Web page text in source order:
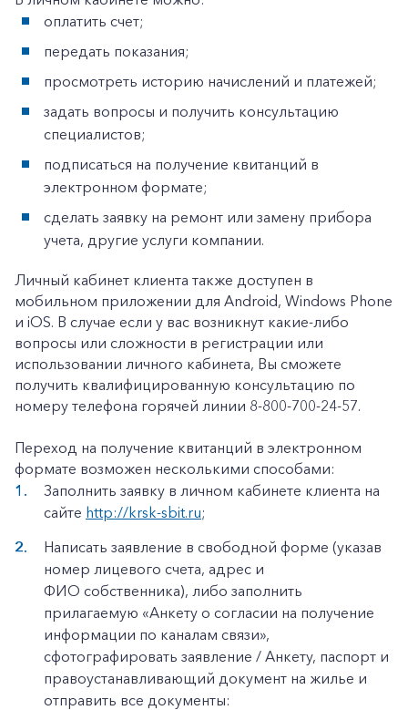
+7-800-700-24-57
Заказать обратный звонок
Частным клиентам
Корпоративным клиентам
оплатить счет;
передать показания;
просмотреть историю начислений и платежей;
задать вопросы и получить консультацию
специалистов;
подписаться на получение квитанций в
электронном формате;
сделать заявку на ремонт или замену прибора
учета, другие услуги компании.
Личный кабинет клиента также доступен в
мобильном приложении для Android, Windows Phone
и iOS. В случае если у вас возникнут какие-либо
вопросы или сложности в регистрации или
использовании личного кабинета, Вы сможете
получить квалифицированную консультацию по
номеру телефона горячей линии 8-800-700-24-57.
Переход на получение квитанций в электронном
формате возможен несколькими способами:
Заполнить заявку в личном кабинете клиента на
сайте http://krsk-sbit.ru;
Написать заявление в свободной форме (указав
номер лицевого счета, адрес и
ФИО собственника), либо заполнить
прилагаемую «Анкету о согласии на получение
информации по каналам связи»,
сфотографировать заявление / Анкету, паспорт и
правоустанавливающий документ на жилье и
отправить все документы: